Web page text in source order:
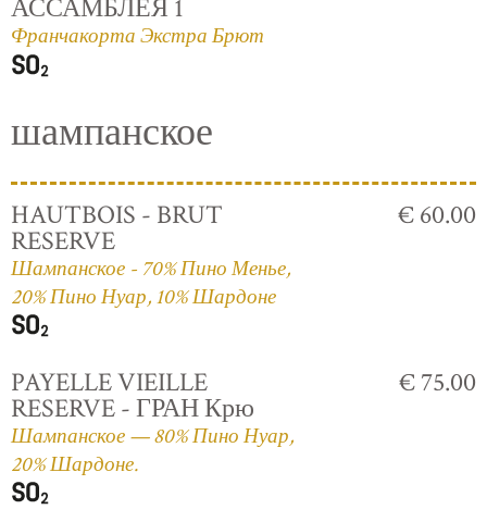
АССАМБЛЕЯ 1
Франчакорта Экстра Брют
шампанское
HAUTBOIS - BRUT
RESERVE
Шампанское - 70% Пино Менье,
20% Пино Нуар, 10% Шардоне
€ 60.00
PAYELLE VIEILLE
RESERVE - ГРАН Крю
Шампанское — 80% Пино Нуар,
20% Шардоне.
€ 75.00